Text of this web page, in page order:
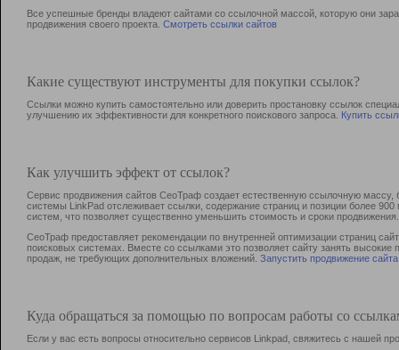
Все успешные бренды владеют сайтами со ссылочной массой, которую они
продвижения своего проекта. Смотреть ссылки сайтов
Какие существуют инструменты для покупки ссылок?
Ссылки можно купить самостоятельно или доверить простановку ссылок
улучшению их эффективности для конкретного поискового запроса. Купить
Как улучшить эффект от ссылок?
Сервис продвижения сайтов СеоТраф создает естественную ссылочную
системы LinkPad отслеживает ссылки, содержание страниц и позиции более
систем, что позволяет существенно уменьшить стоимость и сроки продвижения.
СеоТраф предоставляет рекомендации по внутренней оптимизации страниц
поисковых системах. Вместе со ссылками это позволяет сайту занять
продаж, не требующих дополнительных вложений. Запустить продвижение сайта
Куда обращаться за помощью по вопросам работы со
Если у вас есть вопросы относительно сервисов Linkpad, свяжитесь с нашей